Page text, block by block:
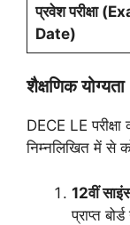
प्रवेश परीक्षा
Date)
शैक्षणिक
DECE LE
निम्नलिखित में से
12वीं
प्राप्त